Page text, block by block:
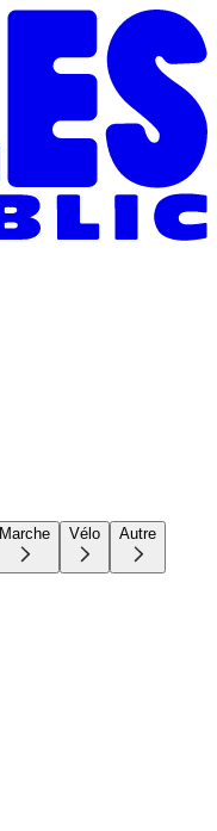
Marche Vélo Autre